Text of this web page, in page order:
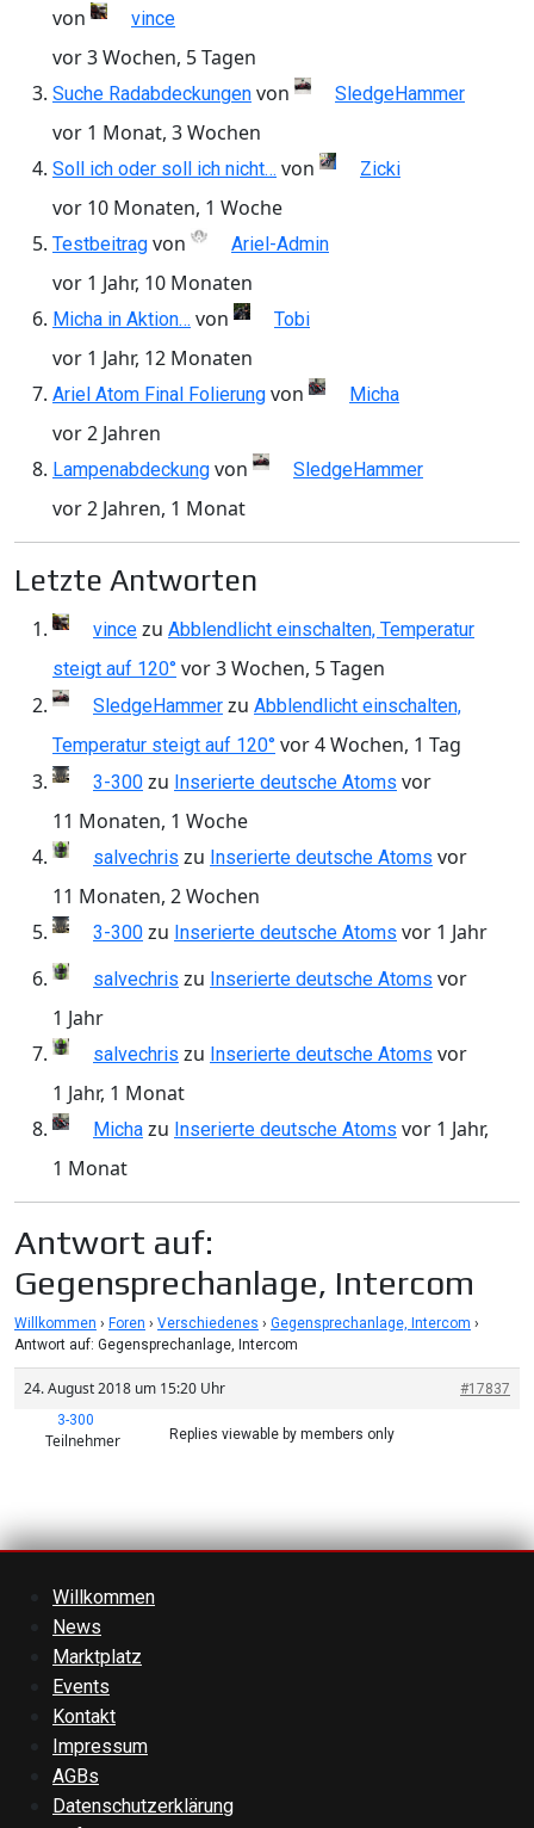
von vince
vor 3 Wochen, 5 Tagen
Suche Radabdeckungen von SledgeHammer
vor 1 Monat, 3 Wochen
Soll ich oder soll ich nicht… von Zicki
vor 10 Monaten, 1 Woche
Testbeitrag von Ariel-Admin
vor 1 Jahr, 10 Monaten
Micha in Aktion… von Tobi
vor 1 Jahr, 12 Monaten
Ariel Atom Final Folierung von Micha
vor 2 Jahren
Lampenabdeckung von SledgeHammer
vor 2 Jahren, 1 Monat
Letzte Antworten
vince zu Abblendlicht einschalten, Temperatur
steigt auf 120° vor 3 Wochen, 5 Tagen
SledgeHammer zu Abblendlicht einschalten,
Temperatur steigt auf 120° vor 4 Wochen, 1 Tag
3-300 zu Inserierte deutsche Atoms vor
11 Monaten, 1 Woche
salvechris zu Inserierte deutsche Atoms vor
11 Monaten, 2 Wochen
3-300 zu Inserierte deutsche Atoms vor 1 Jahr
salvechris zu Inserierte deutsche Atoms vor
1 Jahr
salvechris zu Inserierte deutsche Atoms vor
1 Jahr, 1 Monat
Micha zu Inserierte deutsche Atoms vor 1 Jahr,
1 Monat
Antwort auf:
Gegensprechanlage, Intercom
Willkommen › Foren › Verschiedenes › Gegensprechanlage, Intercom ›
Antwort auf: Gegensprechanlage, Intercom
24. August 2018 um 15:20 Uhr
#17837
3-300
Teilnehmer Replies viewable by members only
Willkommen
News
Marktplatz
Events
Kontakt
Impressum
AGBs
Datenschutzerklärung